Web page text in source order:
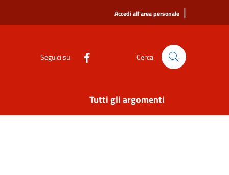
Accedi all'area personale |
Seguici su Cerca
Tutti gli argomenti